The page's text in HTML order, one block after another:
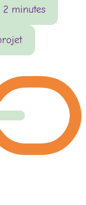
minutes